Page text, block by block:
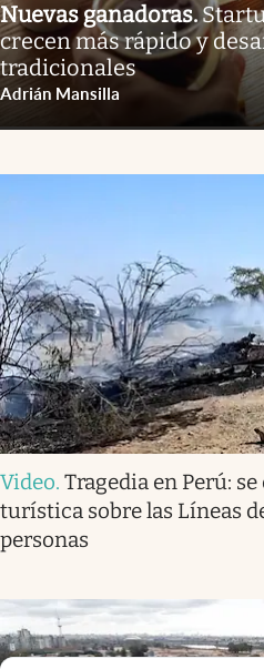
Nuevas ganadoras.
crecen más rápido y
tradicionales
Adrián Mansilla
Video. Tragedia en Perú:
turística sobre las Líneas
personas